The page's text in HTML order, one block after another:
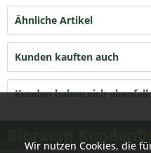
Ähnliche Artikel
Kunden kauften auch
Kunden haben sich
Bioraum
Wir nutzen Cookies, die